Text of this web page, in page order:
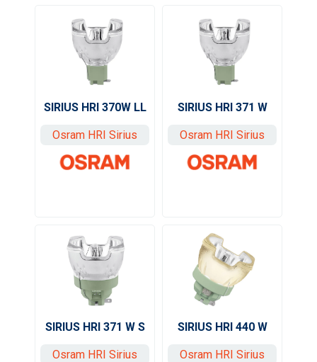
SIRIUS HRI 370W LL
Osram HRI Sirius
SIRIUS HRI 371 W
Osram HRI Sirius
SIRIUS HRI 371 W S
Osram HRI Sirius
SIRIUS HRI 440 W
Osram HRI Sirius